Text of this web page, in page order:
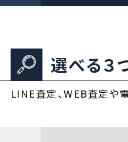
選べる３
LINE査定、WEB査定や